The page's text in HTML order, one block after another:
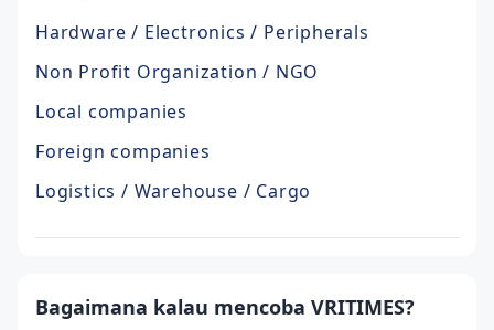
Hardware / Electronics / Peripherals
Non Profit Organization / NGO
Local companies
Foreign companies
Logistics / Warehouse / Cargo
Bagaimana kalau mencoba VRITIMES?